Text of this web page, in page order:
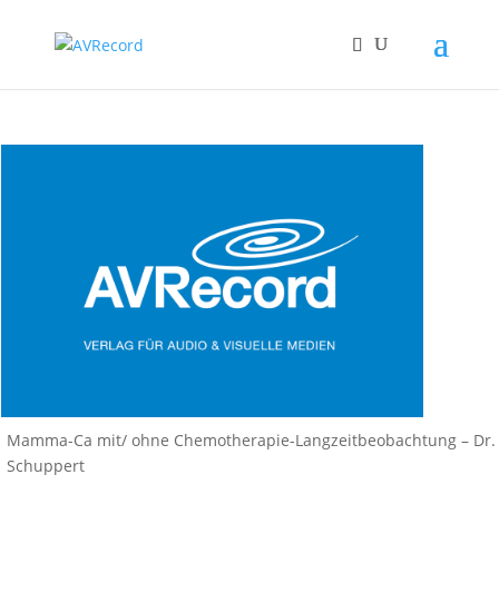
Mamma-Ca mit/ ohne Chemotherapie-Langzeitbeobachtung –
Schuppert